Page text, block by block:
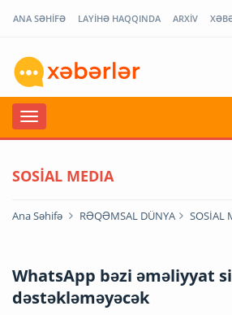
ANA SƏHİFƏ LAYİHƏ HAQQINDA ARXİV
SOSİAL MEDIA
Ana Səhifə RƏQƏMSAL DÜNYA SOSİAL
WhatsApp bəzi əməliyyat
dəstəkləməyəcək